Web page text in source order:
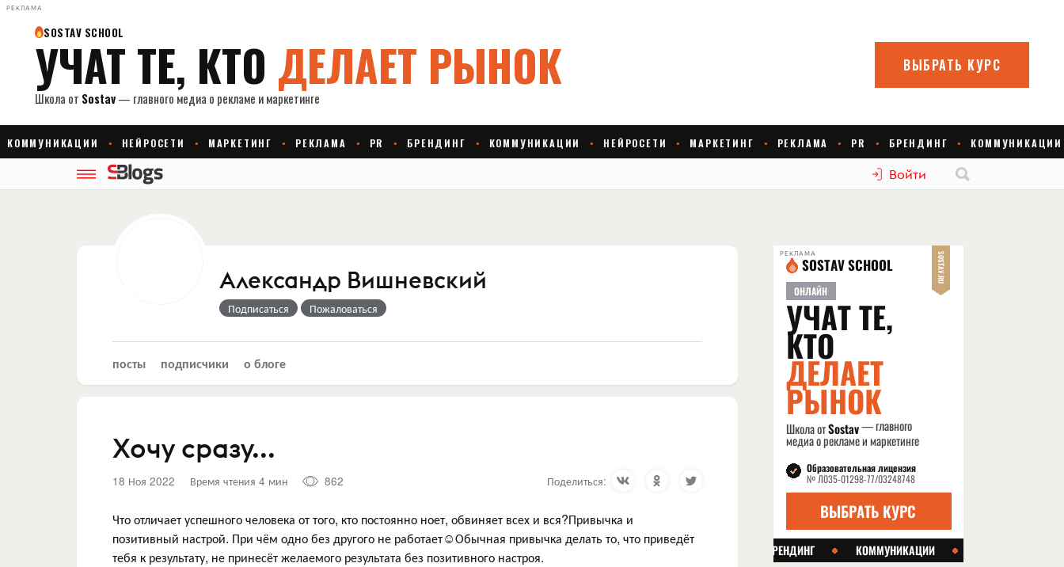
РЕКЛАМА
Войти
Александр Вишневский
Подписаться Пожаловаться
посты подписчики о блоге
Хочу сразу...
18 Ноя 2022 Время чтения 4 мин 862 Поделиться:
Что отличает успешного человека от того, кто постоянно ноет, обвиняет всех и вся?Привычка и
позитивный настрой. При чём одно без другого не работает☺️Обычная привычка делать то, что приведёт
тебя к результату, не принесёт желаемого результата без позитивного настроя.
РЕКЛАМА